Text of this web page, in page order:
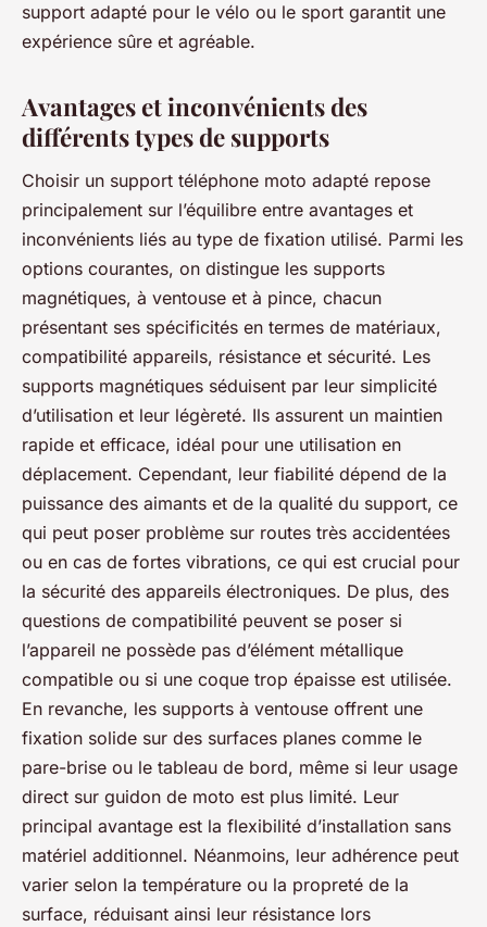
support adapté pour le vélo ou le sport garantit une
expérience sûre et agréable.
Avantages et inconvénients des
différents types de supports
Choisir un support téléphone moto adapté repose
principalement sur l’équilibre entre avantages et
inconvénients liés au type de fixation utilisé. Parmi les
options courantes, on distingue les supports
magnétiques, à ventouse et à pince, chacun
présentant ses spécificités en termes de matériaux,
compatibilité appareils, résistance et sécurité. Les
supports magnétiques séduisent par leur simplicité
d’utilisation et leur légèreté. Ils assurent un maintien
rapide et efficace, idéal pour une utilisation en
déplacement. Cependant, leur fiabilité dépend de la
puissance des aimants et de la qualité du support, ce
qui peut poser problème sur routes très accidentées
ou en cas de fortes vibrations, ce qui est crucial pour
la sécurité des appareils électroniques. De plus, des
questions de compatibilité peuvent se poser si
l’appareil ne possède pas d’élément métallique
compatible ou si une coque trop épaisse est utilisée.
En revanche, les supports à ventouse offrent une
fixation solide sur des surfaces planes comme le
pare-brise ou le tableau de bord, même si leur usage
direct sur guidon de moto est plus limité. Leur
principal avantage est la flexibilité d’installation sans
matériel additionnel. Néanmoins, leur adhérence peut
varier selon la température ou la propreté de la
surface, réduisant ainsi leur résistance lors